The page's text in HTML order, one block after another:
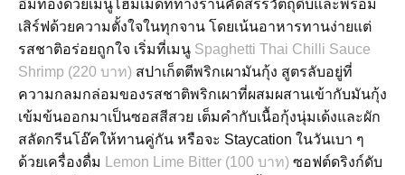
อิ่มท้องด้วยเมนูโฮมเมดที่ทางร้านคัดสรรวัตถุดิบและพร้อม
เสิร์ฟด้วยความตั้งใจในทุกจาน โดยเน้นอาหารทานง่ายแต่
รสชาติอร่อยถูกใจ เริ่มที่เมนู Spaghetti Thai Chilli Sauce
Shrimp (220 บาท) สปาเก็ตตีพริกเผามันกุ้ง สูตรลับอยู่ที่
ความกลมกล่อมของรสชาติพริกเผาที่ผสมผสานเข้ากับมันกุ้ง
เข้มข้นออกมาเป็นซอสสีสวย เต็มคำกับเนื้อกุ้งนุ่มเด้งและผัก
สลัดกรีนโอ๊คให้ทานคู่กัน หรือจะ Staycation ในวันเบา ๆ
ด้วยเครื่องดื่ม
Lemon Lime Bitter (100 บาท) ซอฟต์ดริงก์ดับ